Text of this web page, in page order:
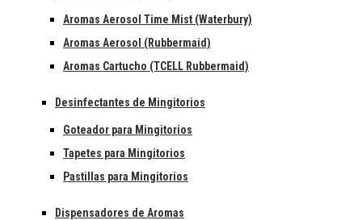
Aromas Aerosol Time Mist (Waterbury)
Aromas Aerosol (Rubbermaid)
Aromas Cartucho (TCELL Rubbermaid)
Desinfectantes de Mingitorios
Goteador para Mingitorios
Tapetes para Mingitorios
Pastillas para Mingitorios
Dispensadores de Aromas